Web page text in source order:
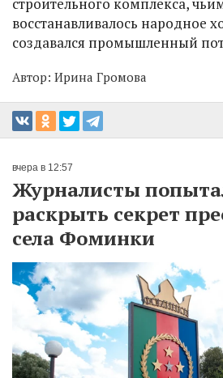
строительного комплекса,
восстанавливалось народное
создавался промышленный
Автор: Ирина Громова
вчера в 12:57
Журналисты
раскрыть секрет
села Фоминки